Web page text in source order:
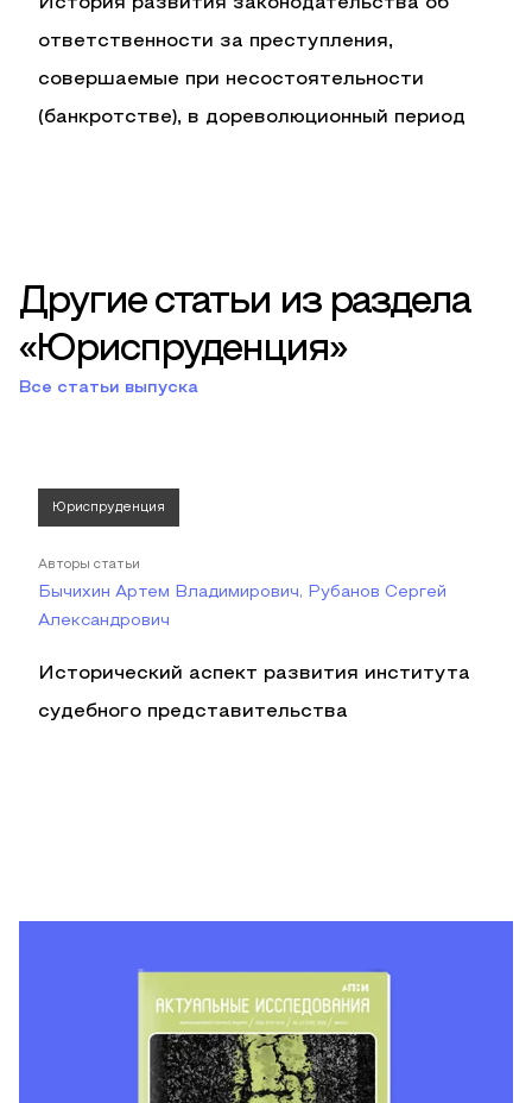
История развития законодательства об
ответственности за преступления,
совершаемые при несостоятельности
(банкротстве), в дореволюционный период
Другие статьи из раздела
«Юриспруденция»
Все статьи выпуска
Юриспруденция
Авторы статьи
Бычихин Артем Владимирович, Рубанов Сергей
Александрович
Исторический аспект развития института
судебного представительства